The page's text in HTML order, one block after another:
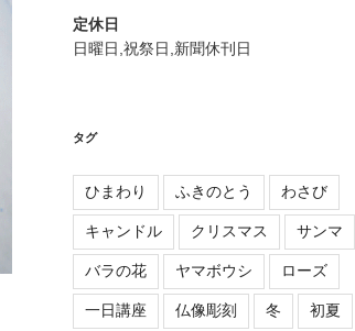
定休日
日曜日,祝祭日,新聞休刊日
タグ
ひまわり ふきのとう わさび
キャンドル クリスマス サンマ
バラの花 ヤマボウシ ローズ
一日講座 仏像彫刻 冬 初夏